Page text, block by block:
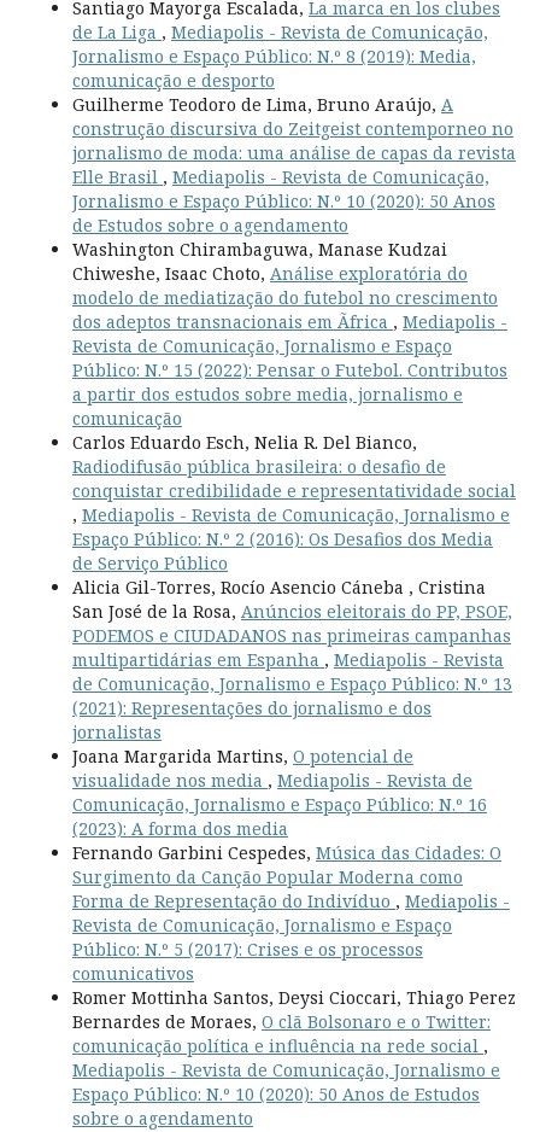
Santiago Mayorga Escalada, La marca en los clubes
de La Liga , Mediapolis - Revista de Comunicação,
Jornalismo e Espaço Público: N.º 8 (2019): Media,
comunicação e desporto
Guilherme Teodoro de Lima, Bruno Araújo, A
construção discursiva do Zeitgeist contemporneo no
jornalismo de moda: uma análise de capas da revista
Elle Brasil , Mediapolis - Revista de Comunicação,
Jornalismo e Espaço Público: N.º 10 (2020): 50 Anos
de Estudos sobre o agendamento
Washington Chirambaguwa, Manase Kudzai
Chiweshe, Isaac Choto, Análise exploratória do
modelo de mediatização do futebol no crescimento
dos adeptos transnacionais em Ãfrica , Mediapolis -
Revista de Comunicação, Jornalismo e Espaço
Público: N.º 15 (2022): Pensar o Futebol. Contributos
a partir dos estudos sobre media, jornalismo e
comunicação
Carlos Eduardo Esch, Nelia R. Del Bianco,
Radiodifusão pública brasileira: o desafio de
conquistar credibilidade e representatividade social
, Mediapolis - Revista de Comunicação, Jornalismo e
Espaço Público: N.º 2 (2016): Os Desafios dos Media
de Serviço Público
Alicia Gil-Torres, Rocío Asencio Cáneba , Cristina
San José de la Rosa, Anúncios eleitorais do PP, PSOE,
PODEMOS e CIUDADANOS nas primeiras campanhas
multipartidárias em Espanha , Mediapolis - Revista
de Comunicação, Jornalismo e Espaço Público: N.º 13
(2021): Representações do jornalismo e dos
jornalistas
Joana Margarida Martins, O potencial de
visualidade nos media , Mediapolis - Revista de
Comunicação, Jornalismo e Espaço Público: N.º 16
(2023): A forma dos media
Fernando Garbini Cespedes, Música das Cidades: O
Surgimento da Canção Popular Moderna como
Forma de Representação do Indivíduo , Mediapolis -
Revista de Comunicação, Jornalismo e Espaço
Público: N.º 5 (2017): Crises e os processos
comunicativos
Romer Mottinha Santos, Deysi Cioccari, Thiago Perez
Bernardes de Moraes, O clã Bolsonaro e o Twitter:
comunicação política e influência na rede social ,
Mediapolis - Revista de Comunicação, Jornalismo e
Espaço Público: N.º 10 (2020): 50 Anos de Estudos
sobre o agendamento